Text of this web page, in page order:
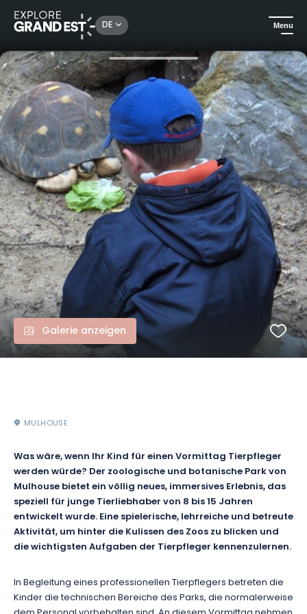
DE Menu
Sehenswertes in der Region Grand Est Junior-Pfleger für einen Tag: Ein Vormittag im Zoo von Mulhouse
Galerie anzeigen
MULHOUSE
Was wäre, wenn Ihr Kind für einen Vormittag Tierpfleger
werden würde? Der zoologische und botanische Park von
Mulhouse bietet ein völlig neues, immersives Erlebnis, das
speziell für junge Tierliebhaber von 8 bis 15 Jahren
entwickelt wurde. Eine spielerische, lehrreiche und betreute
Aktivität, um hinter die Kulissen des Zoos zu blicken und
die wichtigsten Aufgaben der Tierpfleger kennenzulernen.
In Begleitung eines professionellen Tierpflegers betreten die
Kinder die technischen Bereiche des Parks, die normalerweise